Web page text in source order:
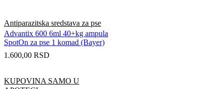
Antiparazitska sredstava za pse
Advantix 600 6ml 40+kg ampula
SpotOn za pse 1 komad (Bayer)
1.600,00 RSD
KUPOVINA SAMO U